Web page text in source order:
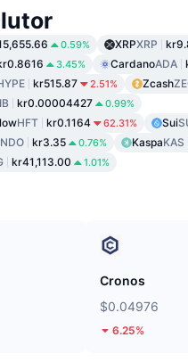
0.59% XRPXRP
3.45% CardanoADA
kr515.87 2.51% Zcash
kr0.00004427 0.99%
HFT kr0.1164 62.31% Sui
kr3.35 0.76% KaspaKAS
kr41,113.00 1.01%
Cronos
$0.04976
6.25%